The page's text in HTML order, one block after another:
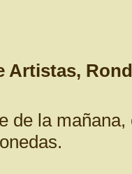
Artistas,
de la